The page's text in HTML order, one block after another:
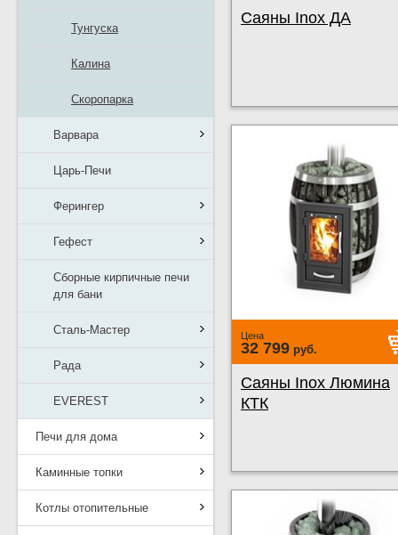
Тунгуска
Калина
Скоропарка
Варвара
Царь-Печи
Ферингер
Гефест
Сборные кирпичные печи
для бани
Сталь-Мастер
Рада
EVEREST
Печи для дома
Каминные топки
Котлы отопительные
Саяны Inox ДА
Цена
32 799 руб.
Саяны Inox Люмина
КТК